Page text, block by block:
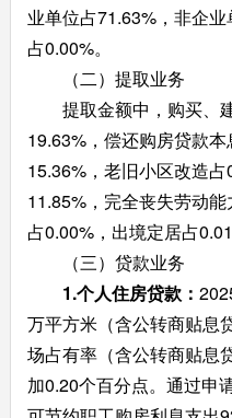
业单位占71.63%，非企
占0.00%。
（二）提取业务
提取金额中，购买、
19.63%，偿还购房贷款
15.36%，老旧小区改造
11.85%，完全丧失劳动
占0.00%，出境定居占
（三）贷款业务
1.个人住房贷款：
万平方米（含公转商贴息
场占有率（含公转商贴息
加0.20个百分点。通过申